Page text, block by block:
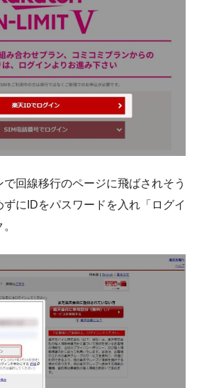
回線移行のページに飛ばされそう
にIDをパスワードを入れ「ログイ